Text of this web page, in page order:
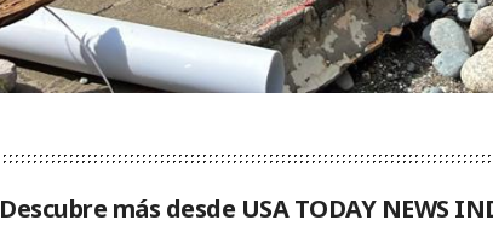
Descubre más desde USA TODAY NEWS